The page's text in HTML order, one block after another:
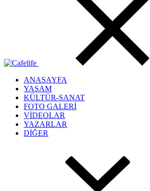
ANASAYFA
YAŞAM
KÜLTÜR-SANAT
FOTO GALERİ
VİDEOLAR
YAZARLAR
DİĞER